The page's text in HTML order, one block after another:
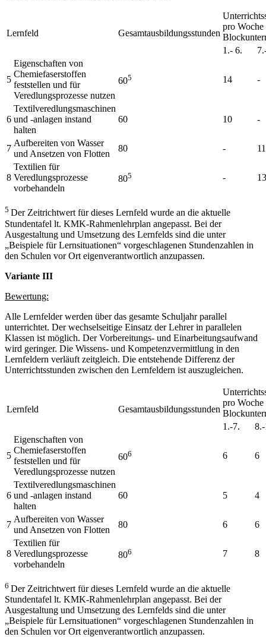
Lernfeld Gesamtausbildungsstunden
pro Woche
1.- 6.
5
Eigenschaften von
Chemiefaserstoffen
feststellen und für
Veredlungsprozesse nutzen
605 14 -
6
Textilveredlungsmaschinen
und -anlagen instand
halten
60 10 -
7
Aufbereiten von Wasser
und Ansetzen von Flotten
80 - 11
8
Textilien für
Veredlungsprozesse
vorbehandeln
805 - 13
5 Der Zeitrichtwert für dieses Lernfeld wurde an die aktuelle
Stundentafel lt. KMK-Rahmenlehrplan angepasst. Bei der
Ausgestaltung und Umsetzung des Lernfelds sind die unter
„Beispiele für Lernsituationen“ vorgeschlagenen Stundenzahlen in
den Schulen vor Ort eigenverantwortlich anzupassen.
Variante III
Bewertung:
Alle Lernfelder werden über das gesamte Schuljahr parallel
unterrichtet. Der wechselseitige Einsatz der Lehrer in parallelen
Klassen ist möglich. Der Vorbereitungs- und Einarbeitungsaufwand
wird geringer. Die Wissens- und Kompetenzvermittlung in den
Lernfeldern verläuft zeitgleich. Die entstehende Differenz der
Unterrichtsstunden zwischen den Lernfeldern ist auszugleichen.
Lernfeld Gesamtausbildungsstunden
pro Woche
1.-7.
5
Eigenschaften von
Chemiefaserstoffen
feststellen und für
Veredlungsprozesse nutzen
606 6 6
6
Textilveredlungsmaschinen
und -anlagen instand
halten
60 5 4
7
Aufbereiten von Wasser
und Ansetzen von Flotten
80 6 6
8
Textilien für
Veredlungsprozesse
vorbehandeln
806 7 8
6 Der Zeitrichtwert für dieses Lernfeld wurde an die aktuelle
Stundentafel lt. KMK-Rahmenlehrplan angepasst. Bei der
Ausgestaltung und Umsetzung des Lernfelds sind die unter
„Beispiele für Lernsituationen“ vorgeschlagenen Stundenzahlen in
den Schulen vor Ort eigenverantwortlich anzupassen.